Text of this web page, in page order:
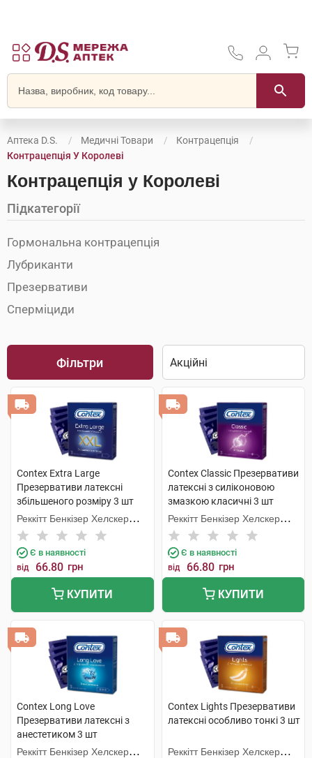
Аптека D.S. Медичні Товари
Контрацепція
Контрацепція У Королеві
Контрацепція у Королеві
Підкатегорії
Гормональна контрацепція
Лубриканти
Презервативи
Сперміциди
Фільтри
Contex Extra Large
Презервативи латексні
збільшеного розміру 3 шт
Реккітт Бенкізер Хелскер
Мануфектурінг
Є в наявності
від 66.80 грн
КУПИТИ
Contex Classic Презервативи
латексні з силіконовою
змазкою класичні 3 шт
Реккітт Бенкізер Хелскер
Мануфектурінг
Є в наявності
від 66.80 грн
КУПИТИ
Contex Long Love
Презервативи латексні з
анестетиком 3 шт
Реккітт Бенкізер Хелскер
Contex Lights Презервативи
латексні особливо тонкі 3 шт
Реккітт Бенкізер Хелскер